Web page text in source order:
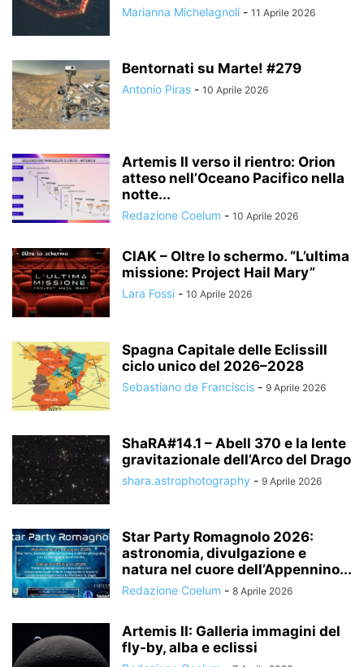
Marianna Michelagnoli - 11 Aprile 2026
Bentornati su Marte! #279
Antonio Piras - 10 Aprile 2026
Artemis II verso il rientro: Orion
atteso nell’Oceano Pacifico nella
notte...
Redazione Coelum - 10 Aprile 2026
CIAK – Oltre lo schermo. “L’ultima
missione: Project Hail Mary”
Lara Fossi - 10 Aprile 2026
Spagna Capitale delle EclissiIl
ciclo unico del 2026–2028
Sebastiano de Franciscis - 9 Aprile 2026
ShaRA#14.1 – Abell 370 e la lente
gravitazionale dell’Arco del Drago
shara.astrophotography - 9 Aprile 2026
Star Party Romagnolo 2026:
astronomia, divulgazione e
natura nel cuore dell’Appennino...
Redazione Coelum - 8 Aprile 2026
Artemis II: Galleria immagini del
fly-by, alba e eclissi